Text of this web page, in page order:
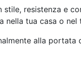
resistenza e
nella tua casa o
alla portata